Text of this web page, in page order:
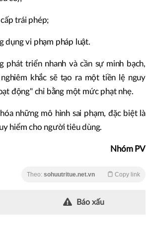
trái phép;
dụng vi phạm pháp luật.
triển nhanh và cần sự minh bạch,
khắc sẽ tạo ra một tiền lệ nguy
động" chỉ bằng một mức phạt nhẹ.
những mô hình sai phạm, đặc biệt là
hiểm cho người tiêu dùng.
Nhóm PV
Theo: sohuutritue.net.vn Copy link
Báo xấu